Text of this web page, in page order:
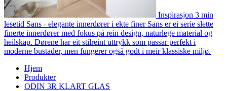
Inspirasjon 3 min
lesetid Sans - elegante innerdører i ekte finer Sans er ei serie slette
finerte innerdører med fokus på rein design, naturlege material og
heilskap. Dørene har eit stilreint uttrykk som passar perfekt i
moderne bustader, men fungerer også godt i meir klassiske miljø.
Hjem
Produkter
ODIN 3R KLART GLAS